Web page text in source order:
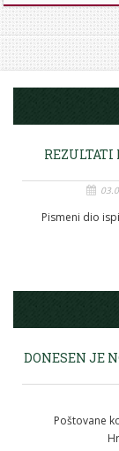
REZULTATI
Pismeni dio
DONESEN JE
Poštovane